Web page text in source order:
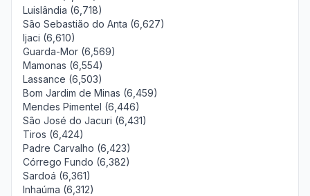
Luislândia (6,718)
São Sebastião do Anta (6,627)
Ijaci (6,610)
Guarda-Mor (6,569)
Mamonas (6,554)
Lassance (6,503)
Bom Jardim de Minas (6,459)
Mendes Pimentel (6,446)
São José do Jacuri (6,431)
Tiros (6,424)
Padre Carvalho (6,423)
Córrego Fundo (6,382)
Sardoá (6,361)
Inhaúma (6,312)